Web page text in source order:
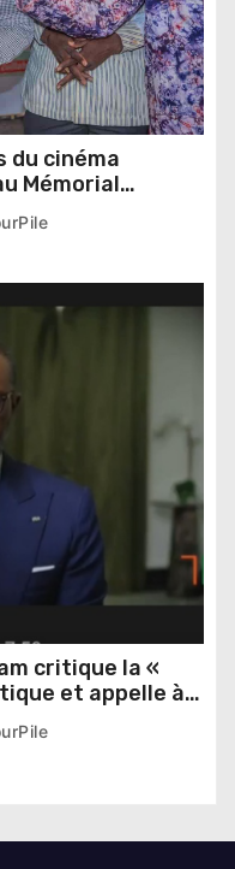
du cinéma
Mémorial
critique la «
et appelle à